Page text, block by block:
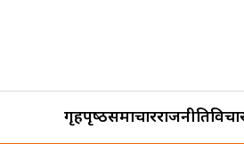
गृहपृष्‍ठसमाचारराजनीति